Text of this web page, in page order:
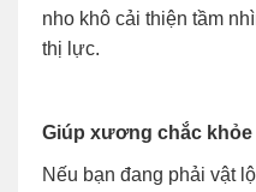
nho khô cải thiện tầm
thị lực.
Giúp xương chắc khỏe
Nếu bạn đang phải vật